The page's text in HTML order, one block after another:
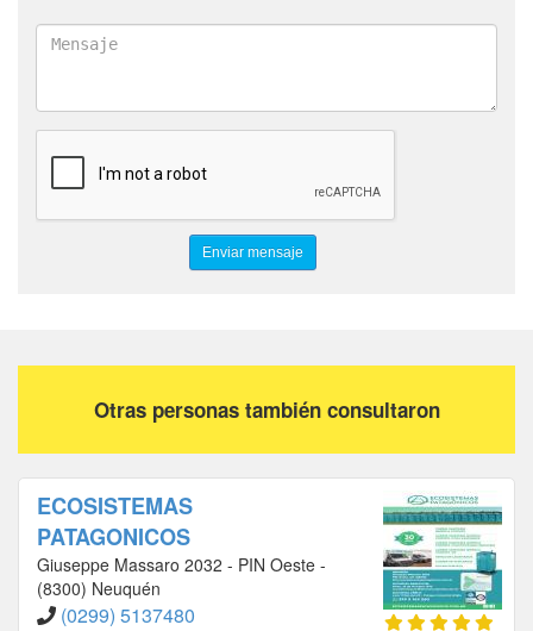
Otras personas también consultaron
ECOSISTEMAS
PATAGONICOS
Giuseppe Massaro 2032 - PIN Oeste -
(8300) Neuquén
(0299) 5137480